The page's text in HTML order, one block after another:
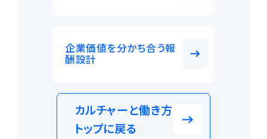
企業価値を分かち合う報
酬設計
カルチャーと働き方
トップに戻る